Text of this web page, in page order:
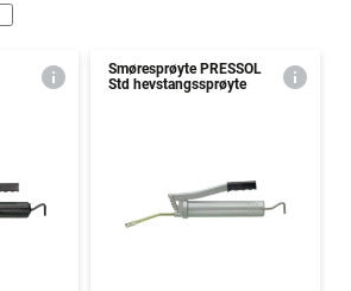
Smøresprøyte PRESSOL
Std hevstangssprøyte